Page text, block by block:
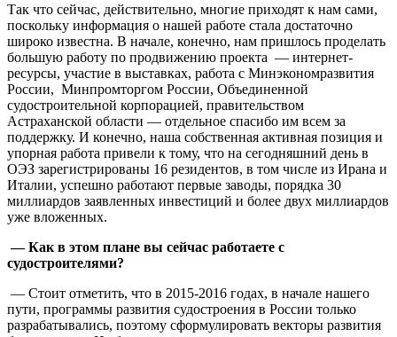
Так что сейчас, действительно, многие приходят к нам сами,
поскольку информация о нашей работе стала достаточно
широко известна. В начале, конечно, нам пришлось проделать
большую работу по продвижению проекта — интернет-
ресурсы, участие в выставках, работа с Минэкономразвития
России, Минпромторгом России, Объединенной
судостроительной корпорацией, правительством
Астраханской области — отдельное спасибо им всем за
поддержку. И конечно, наша собственная активная позиция и
упорная работа привели к тому, что на сегодняшний день в
ОЭЗ зарегистрированы 16 резидентов, в том числе из Ирана и
Италии, успешно работают первые заводы, порядка 30
миллиардов заявленных инвестиций и более двух миллиардов
уже вложенных.
— Как в этом плане вы сейчас работаете с
судостроителями?
— Стоит отметить, что в 2015-2016 годах, в начале нашего
пути, программы развития судостроения в России только
разрабатывались, поэтому сформулировать векторы развития